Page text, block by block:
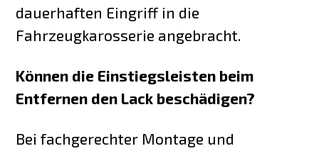
dauerhaften Eingriff in die
Fahrzeugkarosserie angebracht.
Können die Einstiegsleisten beim
Entfernen den Lack beschädigen?
Bei fachgerechter Montage und